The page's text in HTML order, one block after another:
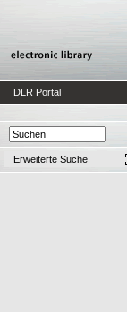
DLR Portal
Erweiterte Suche